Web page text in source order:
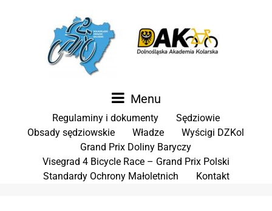
Menu
Regulaminy i dokumenty
Sędziowie
Obsady sędziowskie
Władze
Wyścigi DZKol
Grand Prix Doliny Baryczy
Visegrad 4 Bicycle Race – Grand Prix Polski
Standardy Ochrony Małoletnich
Kontakt